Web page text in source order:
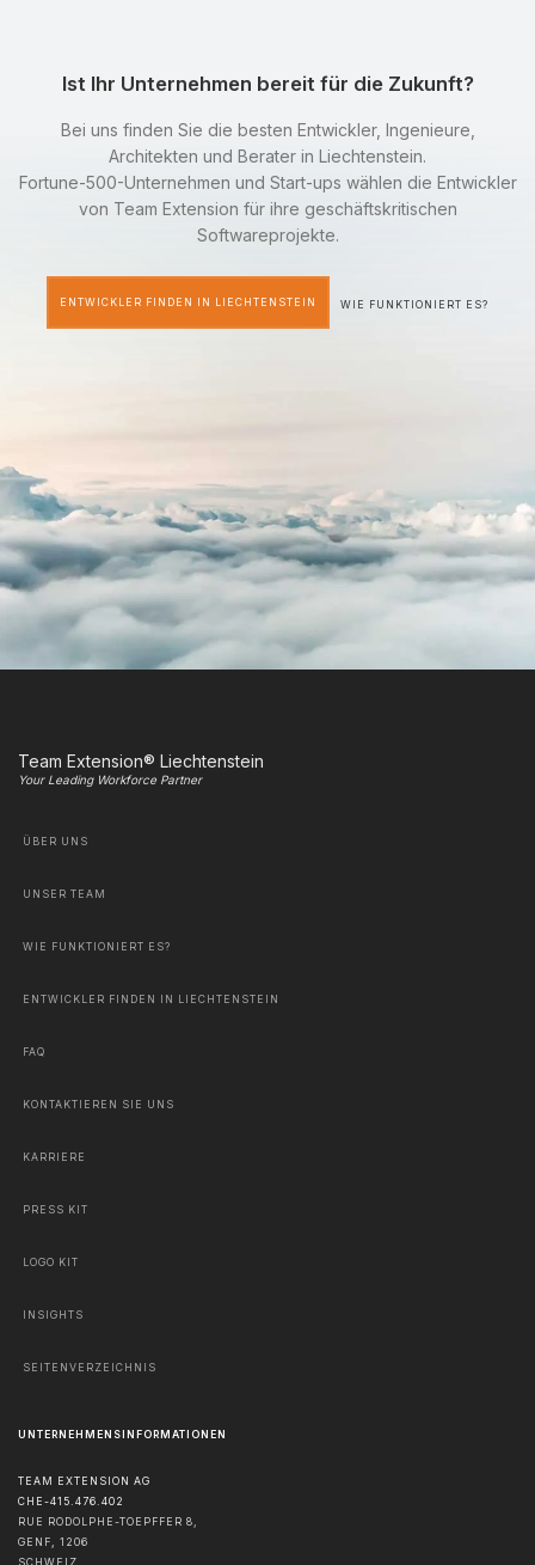
Ist Ihr Unternehmen bereit für die Zukunft?
Bei uns finden Sie die besten Entwickler, Ingenieure,
Architekten und Berater in Liechtenstein.
Fortune-500-Unternehmen und Start-ups wählen die Entwickler
von Team Extension für ihre geschäftskritischen
Softwareprojekte.
ENTWICKLER FINDEN IN LIECHTENSTEIN WIE FUNKTIONIERT ES?
Team Extension® Liechtenstein
Your Leading Workforce Partner
ÜBER UNS
UNSER TEAM
WIE FUNKTIONIERT ES?
ENTWICKLER FINDEN IN LIECHTENSTEIN
FAQ
KONTAKTIEREN SIE UNS
KARRIERE
PRESS KIT
LOGO KIT
INSIGHTS
SEITENVERZEICHNIS
UNTERNEHMENSINFORMATIONEN
TEAM EXTENSION AG
CHE-415.476.402
RUE RODOLPHE-TOEPFFER 8,
GENF, 1206